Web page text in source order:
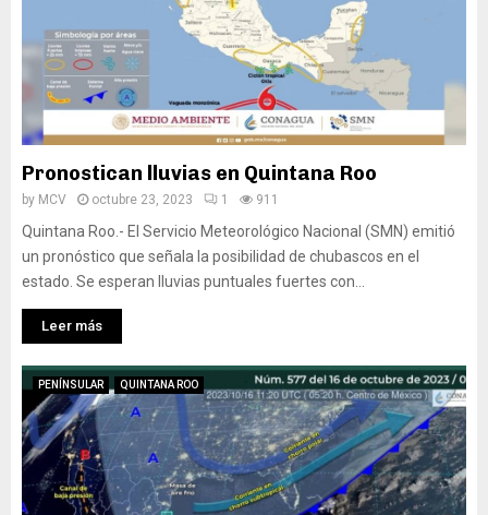
Pronostican lluvias en Quintana Roo
by MCV octubre 23, 2023 1 911
Quintana Roo.- El Servicio Meteorológico Nacional (SMN) emitió
un pronóstico que señala la posibilidad de chubascos en el
estado. Se esperan lluvias puntuales fuertes con...
Leer más
PENÍNSULAR QUINTANA ROO